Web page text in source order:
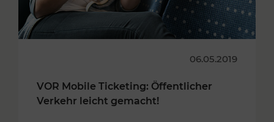
06.05.2019
VOR Mobile Ticketing: Öffentlicher
Verkehr leicht gemacht!